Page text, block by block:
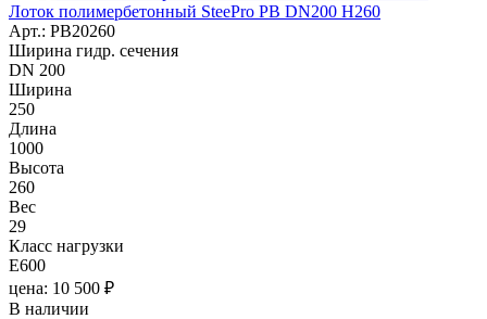
Лоток полимербетонный SteePro PB DN200 H260
Арт.: PB20260
Ширина гидр. сечения
DN 200
Ширина
250
Длина
1000
Высота
260
Вес
29
Класс нагрузки
E600
цена: 10 500 ₽
В наличии